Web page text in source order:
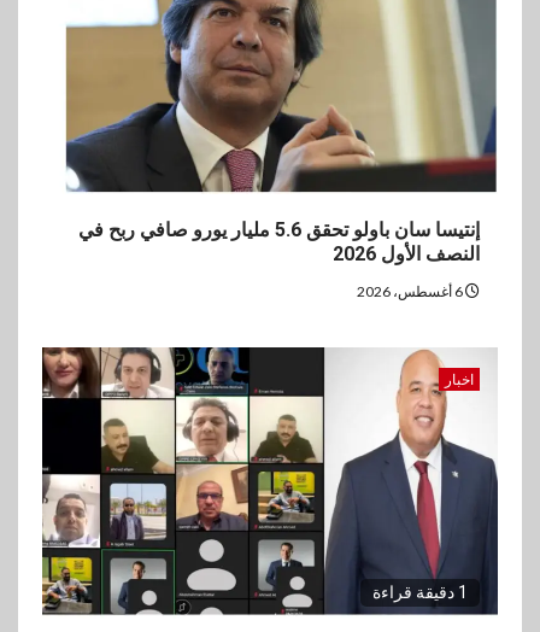
إنتيسا سان باولو تحقق 5.6 مليار يورو صافي ربح في
النصف الأول 2026
اخبار
1 دقيقة قراءة